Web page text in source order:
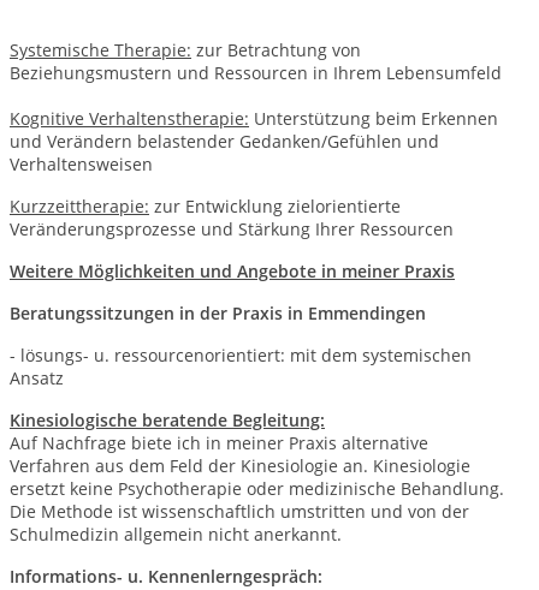
Systemische Therapie: zur Betrachtung von
Beziehungsmustern und Ressourcen in Ihrem Lebensumfeld
Kognitive Verhaltenstherapie: Unterstützung beim Erkennen
und Verändern belastender Gedanken/Gefühlen und
Verhaltensweisen
Kurzzeittherapie: zur Entwicklung zielorientierte
Veränderungsprozesse und Stärkung Ihrer Ressourcen
Weitere Möglichkeiten und Angebote in meiner Praxis
Beratungssitzungen in der Praxis in Emmendingen
- lösungs- u. ressourcenorientiert: mit dem systemischen
Ansatz
Kinesiologische beratende Begleitung:
Auf Nachfrage biete ich in meiner Praxis alternative
Verfahren aus dem Feld der Kinesiologie an. Kinesiologie
ersetzt keine Psychotherapie oder medizinische Behandlung.
Die Methode ist wissenschaftlich umstritten und von der
Schulmedizin allgemein nicht anerkannt.
Informations- u. Kennenlerngespräch: